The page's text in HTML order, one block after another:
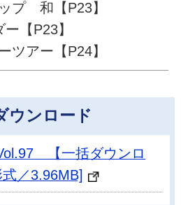
プ 和【P23】
【P23】
ツアー【P24】
ウンロード
【一括ダウンロ
／3.96MB]